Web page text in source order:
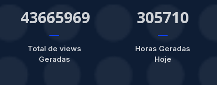
43665969
Total de views
Geradas
305710
Horas Geradas
Hoje